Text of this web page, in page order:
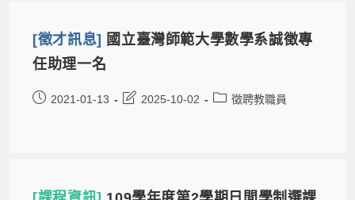
[徵才訊息] 國立臺灣師範大學數學系誠徵專
任助理一名
2021-01-13 2025-10-02 徵聘教職員